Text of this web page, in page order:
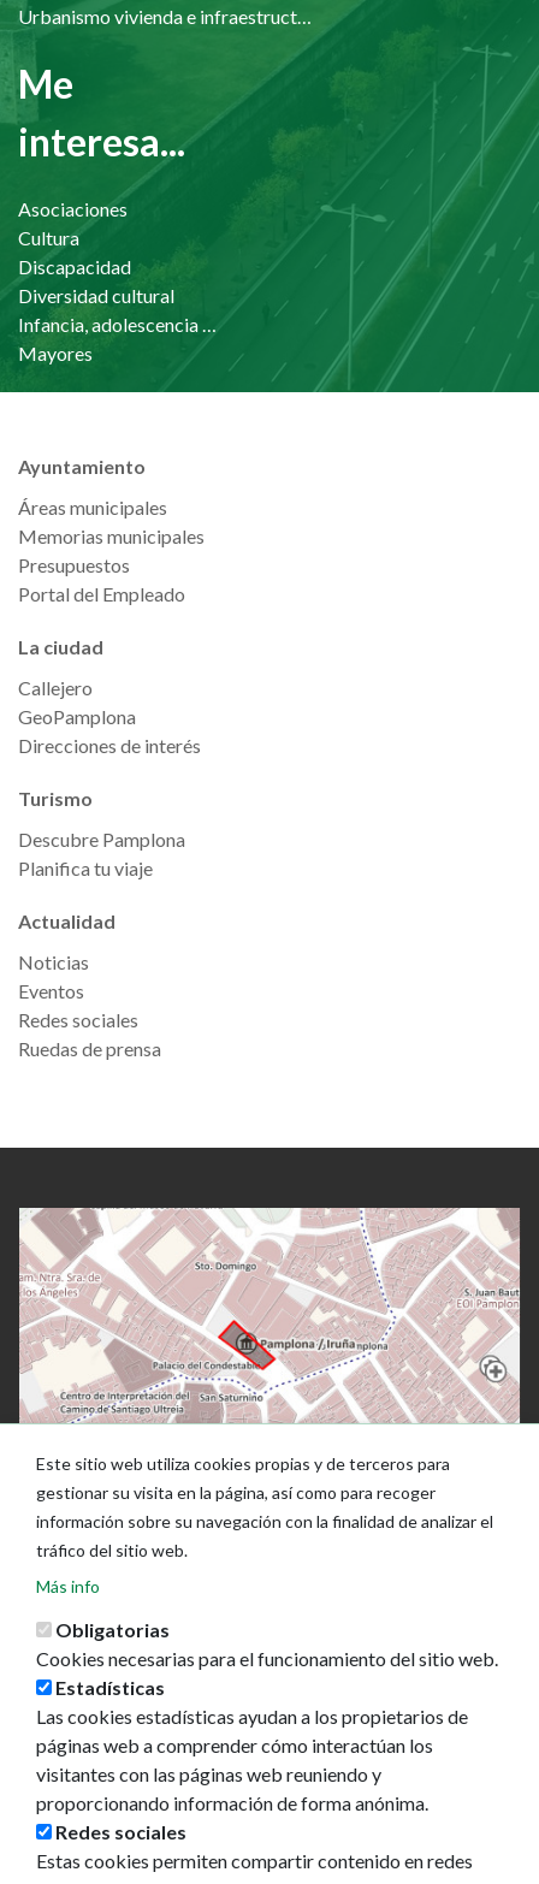
Me
interesa...
Asociaciones
Cultura
Discapacidad
Diversidad cultural
Mayores
Ayuntamiento
Áreas municipales
Memorias municipales
Presupuestos
Portal del Empleado
La ciudad
Callejero
GeoPamplona
Direcciones de interés
Turismo
Descubre Pamplona
Planifica tu viaje
Actualidad
Noticias
Eventos
Redes sociales
Ruedas de prensa
Ayuntamiento de Pamplona
Plaza Consistorial, s/n
31001 - Pamplona
948 420 100
pamplona@pamplona.es
Este sitio web utiliza cookies propias y de terceros para
gestionar su visita en la página, así como para recoger
información sobre su navegación con la finalidad de analizar el
tráfico del sitio web.
Más info
Obligatorias
Cookies necesarias para el funcionamiento del sitio web.
Estadísticas
Las cookies estadísticas ayudan a los propietarios de
páginas web a comprender cómo interactúan los
visitantes con las páginas web reuniendo y
proporcionando información de forma anónima.
Redes sociales
Estas cookies permiten compartir contenido en redes